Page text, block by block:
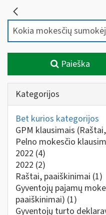
Paieška
Kategorijos
Bet kurios kategorijos
GPM klausimais
Pelno mokesčio
2022 (4)
2022 (2)
Raštai, paaiškinimai (1)
Gyventojų pajamų
paaiškinimai) (1)
Gyventojų turto